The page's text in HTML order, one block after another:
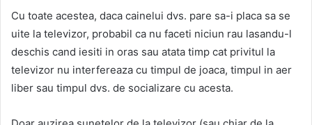
Cu toate acestea, daca cainelui dvs. pare sa-i placa sa se
uite la televizor, probabil ca nu faceti niciun rau lasandu-l
deschis cand iesiti in oras sau atata timp cat privitul la
televizor nu interfereaza cu timpul de joaca, timpul in aer
liber sau timpul dvs. de socializare cu acesta.